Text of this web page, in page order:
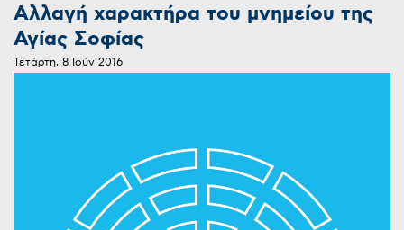
Αλλαγή χαρακτήρα του μνημείου της
Αγίας Σοφίας
Τετάρτη, 8 Ιούν 2016